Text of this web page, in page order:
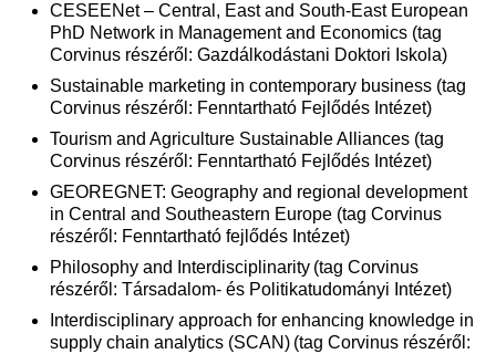
CESEENet – Central, East and South-East European
PhD Network in Management and Economics (tag
Corvinus részéről: Gazdálkodástani Doktori Iskola)
Sustainable marketing in contemporary business (tag
Corvinus részéről: Fenntartható Fejlődés Intézet)
Tourism and Agriculture Sustainable Alliances (tag
Corvinus részéről: Fenntartható Fejlődés Intézet)
GEOREGNET: Geography and regional development
in Central and Southeastern Europe (tag Corvinus
részéről: Fenntartható fejlődés Intézet)
Philosophy and Interdisciplinarity (tag Corvinus
részéről: Társadalom- és Politikatudományi Intézet)
Interdisciplinary approach for enhancing knowledge in
supply chain analytics (SCAN) (tag Corvinus részéről: